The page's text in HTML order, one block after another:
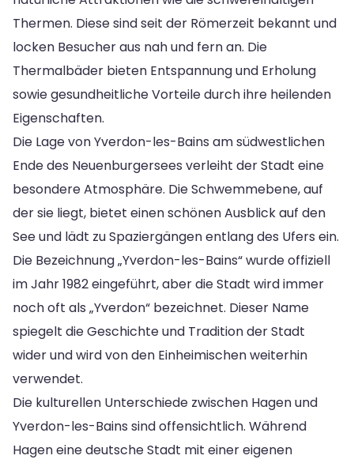
Thermen. Diese sind seit der Römerzeit bekannt und
locken Besucher aus nah und fern an. Die
Thermalbäder bieten Entspannung und Erholung
sowie gesundheitliche Vorteile durch ihre heilenden
Eigenschaften.
Die Lage von Yverdon-les-Bains am südwestlichen
Ende des Neuenburgersees verleiht der Stadt eine
besondere Atmosphäre. Die Schwemmebene, auf
der sie liegt, bietet einen schönen Ausblick auf den
See und lädt zu Spaziergängen entlang des Ufers ein.
Die Bezeichnung „Yverdon-les-Bains“ wurde offiziell
im Jahr 1982 eingeführt, aber die Stadt wird immer
noch oft als „Yverdon“ bezeichnet. Dieser Name
spiegelt die Geschichte und Tradition der Stadt
wider und wird von den Einheimischen weiterhin
verwendet.
Die kulturellen Unterschiede zwischen Hagen und
Yverdon-les-Bains sind offensichtlich. Während
Hagen eine deutsche Stadt mit einer eigenen